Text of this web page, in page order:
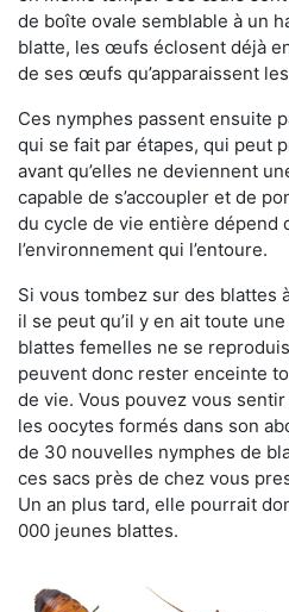
de boîte ovale semblable à un
blatte, les œufs éclosent déjà
de ses œufs qu’apparaissent
Ces nymphes passent ensuite
qui se fait par étapes, qui peut
avant qu’elles ne deviennent
capable de s’accoupler et de
du cycle de vie entière dépend
l’environnement qui l’entoure.
Si vous tombez sur des blattes
il se peut qu’il y en ait toute
blattes femelles ne se
peuvent donc rester enceinte
de vie. Vous pouvez vous
les oocytes formés dans son
de 30 nouvelles nymphes de
ces sacs près de chez vous
Un an plus tard, elle pourrait
000 jeunes blattes.